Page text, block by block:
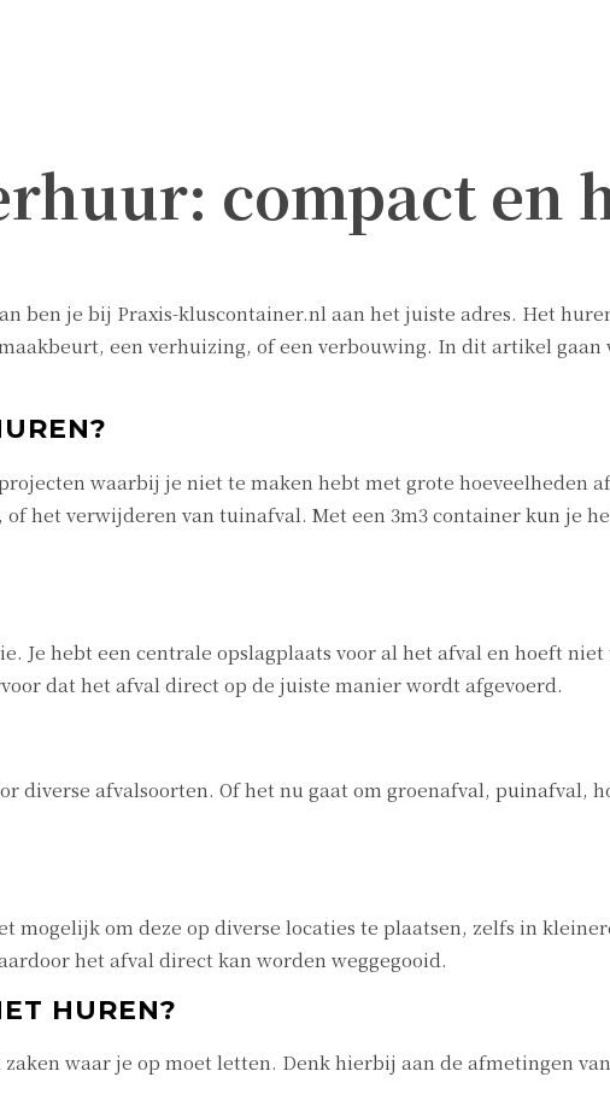
compact en
ben je bij Praxis-kluscontainer.nl aan het juiste adres. Het
een verhuizing, of een verbouwing. In dit artikel
waarbij je niet te maken hebt met grote hoeveelheden
het verwijderen van tuinafval. Met een 3m3 container kun je
Je hebt een centrale opslagplaats voor al het afval en hoeft
dat het afval direct op de juiste manier wordt afgevoerd.
diverse afvalsoorten. Of het nu gaat om groenafval, puinafval,
mogelijk om deze op diverse locaties te plaatsen, zelfs in
het afval direct kan worden weggegooid.
HUREN?
waar je op moet letten. Denk hierbij aan de afmetingen